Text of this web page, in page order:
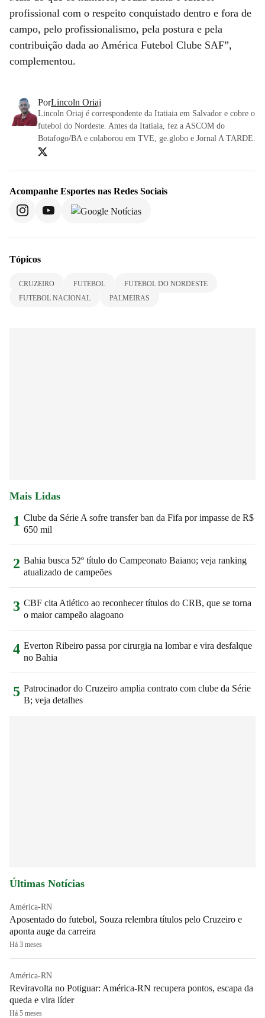
profissional com o respeito conquistado dentro e fora de
campo, pelo profissionalismo, pela postura e pela
contribuição dada ao América Futebol Clube SAF”,
complementou.
PorLincoln Oriaj
Lincoln Oriaj é correspondente da Itatiaia em Salvador e cobre o
futebol do Nordeste. Antes da Itatiaia, fez a ASCOM do
Botafogo/BA e colaborou em TVE, ge.globo e Jornal A TARDE.
Acompanhe Esportes nas Redes Sociais
Tópicos
CRUZEIRO FUTEBOL
FUTEBOL DO NORDESTE
FUTEBOL NACIONAL
PALMEIRAS
Mais Lidas
1 Clube da Série A sofre transfer ban da Fifa por impasse de R$
650 mil
2 Bahia busca 52º título do Campeonato Baiano; veja ranking
atualizado de campeões
3 CBF cita Atlético ao reconhecer títulos do CRB, que se torna
o maior campeão alagoano
4 Everton Ribeiro passa por cirurgia na lombar e vira desfalque
no Bahia
5 Patrocinador do Cruzeiro amplia contrato com clube da Série
B; veja detalhes
Últimas Notícias
América-RN
Aposentado do futebol, Souza relembra títulos pelo Cruzeiro e
aponta auge da carreira
Há 3 meses
América-RN
Reviravolta no Potiguar: América-RN recupera pontos, escapa da
queda e vira líder
Há 5 meses